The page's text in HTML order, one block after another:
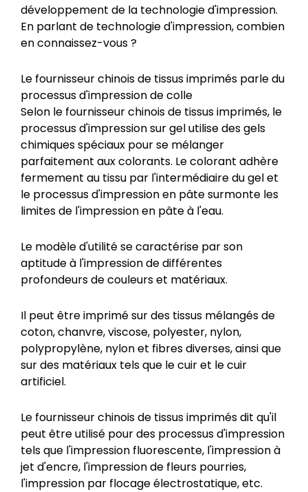
développement de la technologie d'impression.
En parlant de technologie d'impression, combien
en connaissez-vous ?
Le fournisseur chinois de tissus imprimés parle du
processus d'impression de colle
Selon le fournisseur chinois de tissus imprimés, le
processus d'impression sur gel utilise des gels
chimiques spéciaux pour se mélanger
parfaitement aux colorants. Le colorant adhère
fermement au tissu par l'intermédiaire du gel et
le processus d'impression en pâte surmonte les
limites de l'impression en pâte à l'eau.
Le modèle d'utilité se caractérise par son
aptitude à l'impression de différentes
profondeurs de couleurs et matériaux.
Il peut être imprimé sur des tissus mélangés de
coton, chanvre, viscose, polyester, nylon,
polypropylène, nylon et fibres diverses, ainsi que
sur des matériaux tels que le cuir et le cuir
artificiel.
Le fournisseur chinois de tissus imprimés dit qu'il
peut être utilisé pour des processus d'impression
tels que l'impression fluorescente, l'impression à
jet d'encre, l'impression de fleurs pourries,
l'impression par flocage électrostatique, etc.